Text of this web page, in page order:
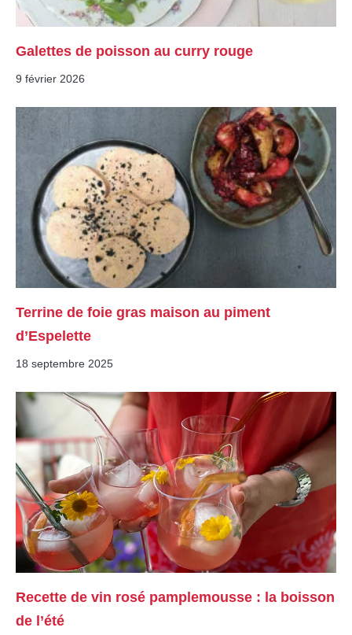
Galettes de poisson au curry rouge
9 février 2026
Terrine de foie gras maison au piment
d’Espelette
18 septembre 2025
Recette de vin rosé pamplemousse : la boisson
de l’été